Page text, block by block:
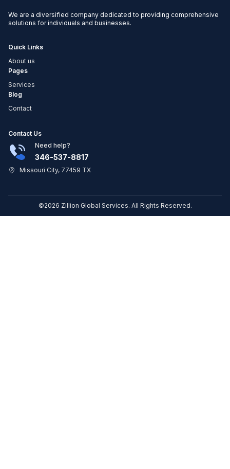
We are a diversified company dedicated to providing comprehensive
solutions for individuals and businesses.
Quick Links
About us
Pages
Services
Blog
Contact
Contact Us
Need help?
346-537-8817
Missouri City, 77459 TX
©2026 Zillion Global Services. All Rights Reserved.